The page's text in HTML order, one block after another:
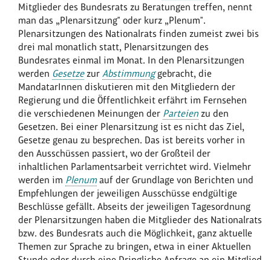
Mitglieder des Bundesrats zu Beratungen treffen, nennt
man das „Plenarsitzung" oder kurz „Plenum".
Plenarsitzungen des Nationalrats finden zumeist zwei bis
drei mal monatlich statt, Plenarsitzungen des
Bundesrates einmal im Monat. In den Plenarsitzungen
werden Gesetzezur Abstimmunggebracht, die
MandatarInnen diskutieren mit den Mitgliedern der
Regierung und die Öffentlichkeit erfährt im Fernsehen
die verschiedenen Meinungen der Parteien zu den
Gesetzen. Bei einer Plenarsitzung ist es nicht das Ziel,
Gesetze genau zu besprechen. Das ist bereits vorher in
den Ausschüssen passiert, wo der Großteil der
inhaltlichen Parlamentsarbeit verrichtet wird. Vielmehr
werden im Plenumauf der Grundlage von Berichten und
Empfehlungen der jeweiligen Ausschüsse endgültige
Beschlüsse gefällt. Abseits der jeweiligen Tagesordnung
der Plenarsitzungen haben die Mitglieder des Nationalrats
bzw. des Bundesrats auch die Möglichkeit, ganz aktuelle
Themen zur Sprache zu bringen, etwa in einer Aktuellen